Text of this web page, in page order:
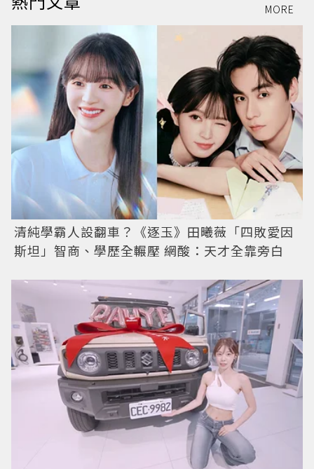
MORE
清純學霸人設翻車？《逐玉》田曦薇「四敗愛因
斯坦」智商、學歷全輾壓 網酸：天才全靠旁白